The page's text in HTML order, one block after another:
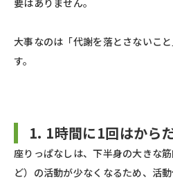
大事なのは「代謝を落とさないこ
す。
1. 1時間に1回はから
座りっぱなしは、下半身の大きな
ど）の活動が少なくなるため、活動